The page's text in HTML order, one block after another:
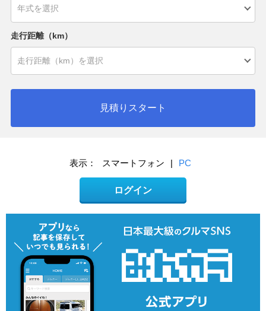
走行距離（km）
見積りスタート
表示： スマートフォン | PC
ログイン